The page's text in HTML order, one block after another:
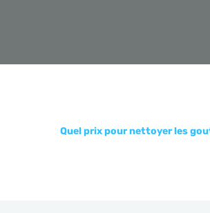
Quel prix pour nettoyer les